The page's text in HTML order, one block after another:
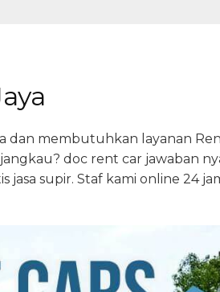
dan membutuhkan layanan
doc rent car jawaban
supir. Staf kami online 24